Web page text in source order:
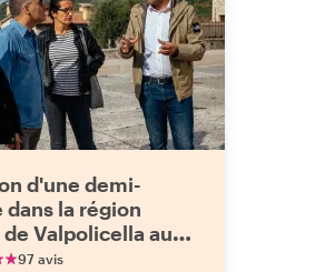
d'une demi-
dans la région
Valpolicella au
Vérone
97 avis